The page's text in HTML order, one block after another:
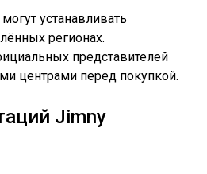
устанавливать
регионах.
представителей
центрами перед покупкой.
Jimny